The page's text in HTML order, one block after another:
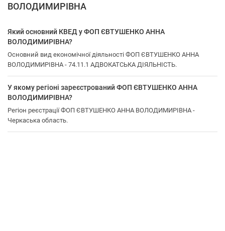
ВОЛОДИМИРІВНА
Який основний КВЕД у ФОП ЄВТУШЕНКО АННА
ВОЛОДИМИРІВНА?
Основний вид економічної діяльності ФОП ЄВТУШЕНКО АННА
ВОЛОДИМИРІВНА - 74.11.1 АДВОКАТСЬКА ДІЯЛЬНІСТЬ.
У якому регіоні зареєстрований ФОП ЄВТУШЕНКО АННА
ВОЛОДИМИРІВНА?
Регіон реєстрації ФОП ЄВТУШЕНКО АННА ВОЛОДИМИРІВНА -
Черкаська область.